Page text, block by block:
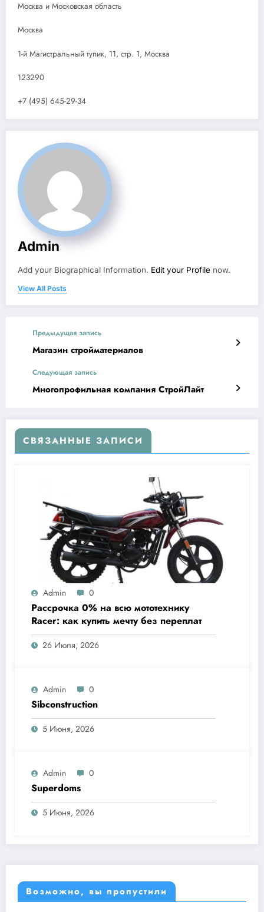
Москва и Московская область
Москва
1-й Магистральный тупик, 11, стр. 1, Москва
123290
+7 (495) 645-29-34
Admin
Add your Biographical Information. Edit your Profile now.
View All Posts
Предыдущая запись
Магазин стройматериалов
Следующая запись
Многопрофильная компания СтройЛайт
СВЯЗАННЫЕ ЗАПИСИ
Admin 0
Рассрочка 0% на всю мототехнику
Racer: как купить мечту без переплат
26 Июля, 2026
Admin 0
Sibconstruction
5 Июня, 2026
Admin 0
Superdoms
5 Июня, 2026
Возможно, вы пропустили